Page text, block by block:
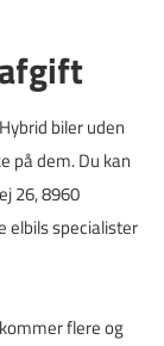
biler uden
på dem. Du kan
26, 8960
elbils specialister
flere og